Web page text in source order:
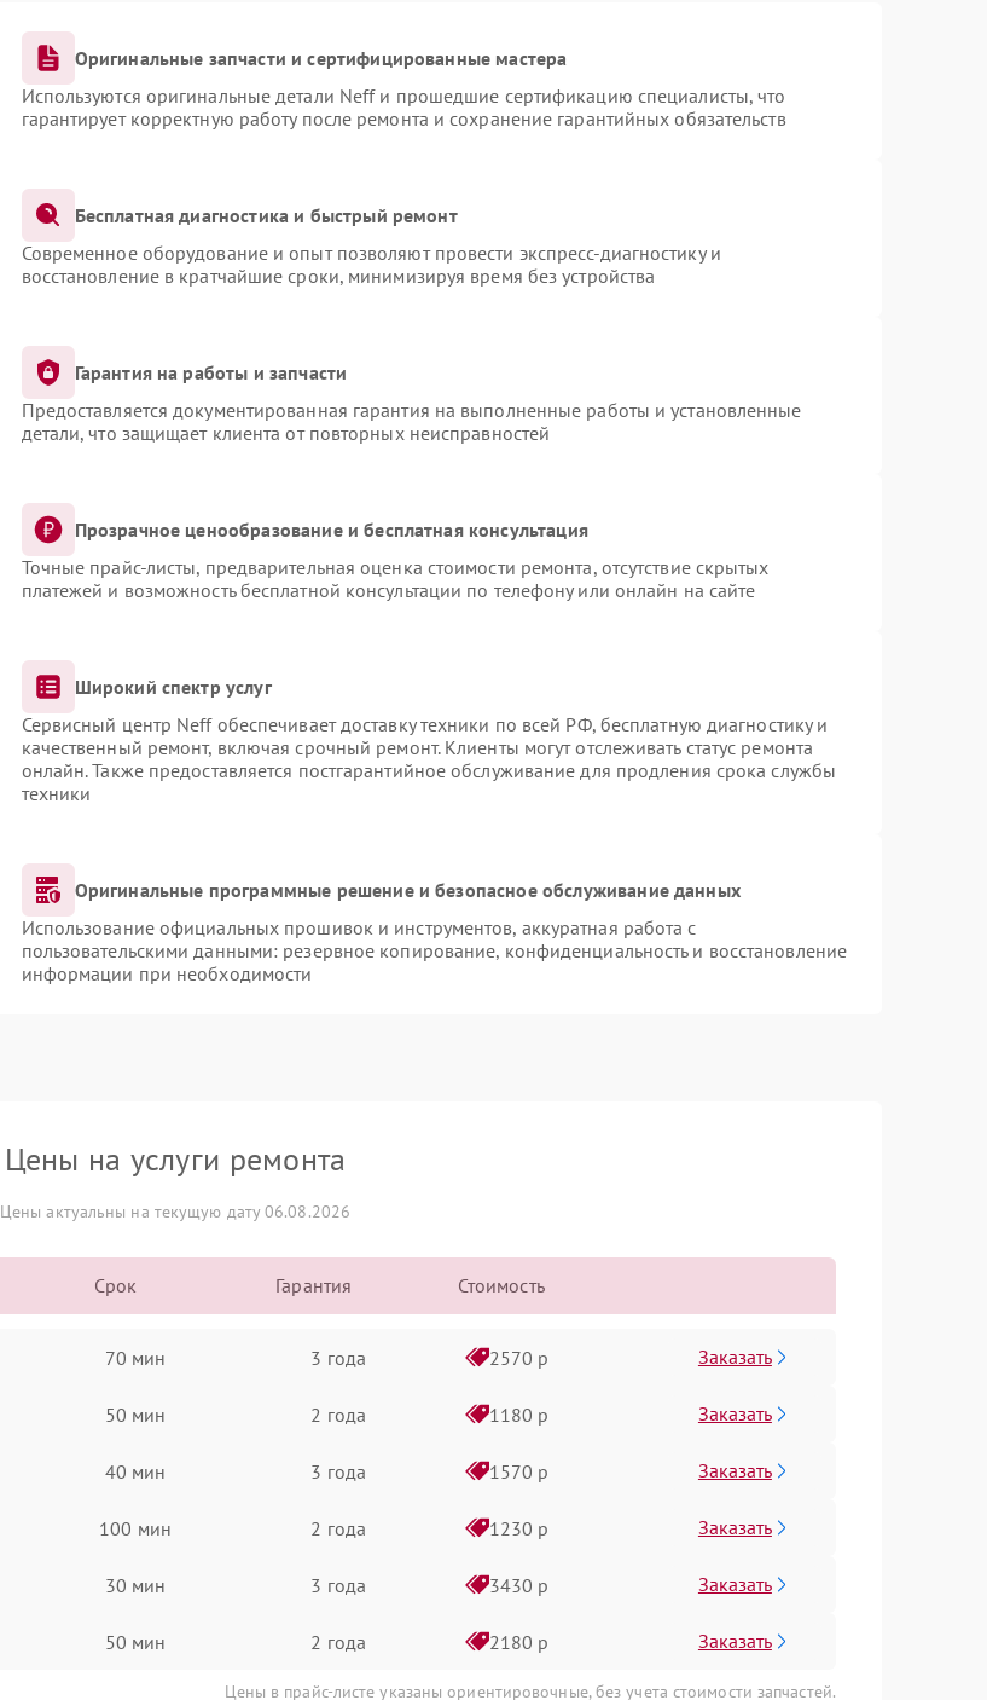
Оригинальные запчасти и сертифицированные мастера
Используются оригинальные детали Neff и прошедшие сертификацию специалисты, что
гарантирует корректную работу после ремонта и сохранение гарантийных обязательств
Бесплатная диагностика и быстрый ремонт
Современное оборудование и опыт позволяют провести экспресс-диагностику и
восстановление в кратчайшие сроки, минимизируя время без устройства
Гарантия на работы и запчасти
Предоставляется документированная гарантия на выполненные работы и установленные
детали, что защищает клиента от повторных неисправностей
Прозрачное ценообразование и бесплатная консультация
Точные прайс-листы, предварительная оценка стоимости ремонта, отсутствие скрытых
платежей и возможность бесплатной консультации по телефону или онлайн на сайте
Широкий спектр услуг
Сервисный центр Neff обеспечивает доставку техники по всей РФ, бесплатную диагностику и
качественный ремонт, включая срочный ремонт. Клиенты могут отслеживать статус ремонта
онлайн. Также предоставляется постгарантийное обслуживание для продления срока службы
техники
Оригинальные программные решение и безопасное обслуживание данных
Использование официальных прошивок и инструментов, аккуратная работа с
пользовательскими данными: резервное копирование, конфиденциальность и восстановление
информации при необходимости
Цены на услуги ремонта
Цены актуальны на текущую дату 06.08.2026
Срок Гарантия Стоимость
70 мин 3 года 2570 р Заказать
50 мин 2 года 1180 р Заказать
40 мин 3 года 1570 р Заказать
100 мин 2 года 1230 р Заказать
30 мин 3 года 3430 р Заказать
50 мин 2 года 2180 р Заказать
Цены в прайс-листе указаны ориентировочные, без учета стоимости запчастей.